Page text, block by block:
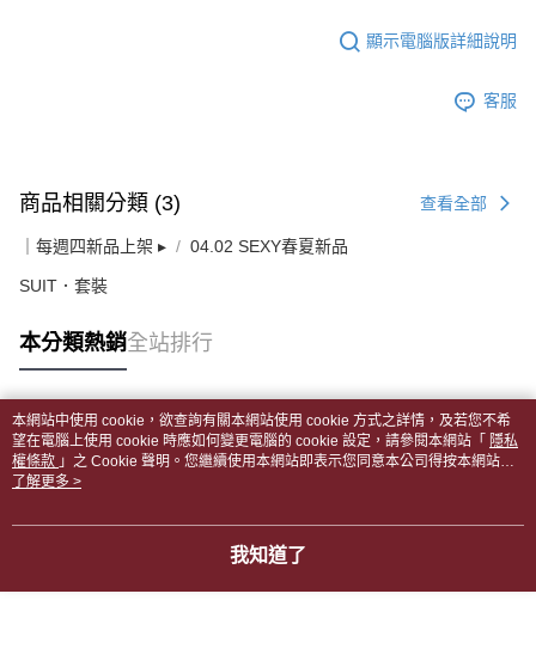
顯示電腦版詳細說明
客服
商品相關分類 (3) 查看全部
｜每週四新品上架 ▸ 04.02 SEXY春夏新品
SUIT．套裝
本分類熱銷全站排行
熱門標籤
本網站中使用 cookie，欲查詢有關本網站使用 cookie 方式之詳情，及若您不希
望在電腦上使用 cookie 時應如何變更電腦的 cookie 設定，請參閱本網站「 隱私
權條款 」之 Cookie 聲明。您繼續使用本網站即表示您同意本公司得按本網站使
用條款之 Cookie 聲明使用 cookie。
了解更多 >
我知道了